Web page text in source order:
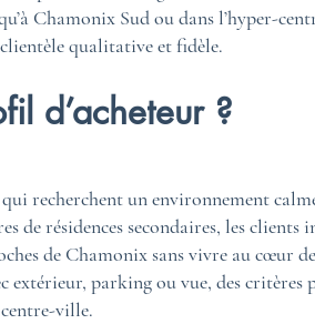
Chamonix Sud ou dans l’hyper-
qualitative et fidèle.
d’acheteur ?
recherchent un environnement
de résidences secondaires, les
de Chamonix sans vivre au cœur
extérieur, parking ou vue, des
ville.